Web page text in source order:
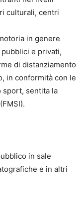
culturali, centri
in genere
e privati,
di distanziamento
in conformità con le
sport, sentita la
in sale
e in altri